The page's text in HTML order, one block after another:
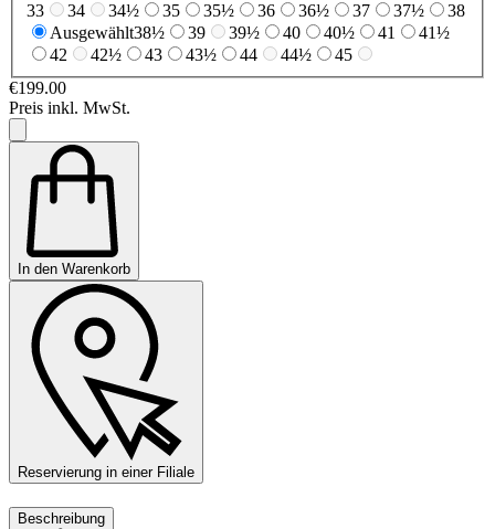
33
34 34½ 35 35½ 36 36½ 37 37½
38
Ausgewählt38½ 39 39½ 40 40½ 41
41½
42
42½ 43 43½ 44 44½
45
€199.00
Preis inkl. MwSt.
In den Warenkorb
Reservierung in einer Filiale
Beschreibung